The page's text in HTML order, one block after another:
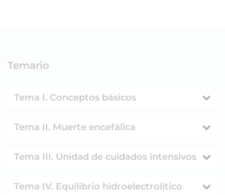
Temario
Tema I. Conceptos básicos
Tema II. Muerte encefálica
Tema III. Unidad de cuidados intensivos
Tema IV. Equilibrio hidroelectrolítico